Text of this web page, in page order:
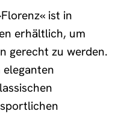
ist in
erhältlich, um
gerecht zu werden.
eleganten